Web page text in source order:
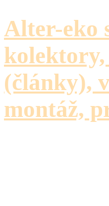
Alter-eko
(články),
montáž,